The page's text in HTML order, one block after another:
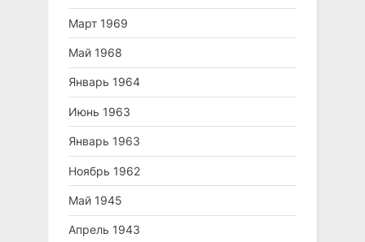
Март 1969
Май 1968
Январь 1964
Июнь 1963
Январь 1963
Ноябрь 1962
Май 1945
Апрель 1943